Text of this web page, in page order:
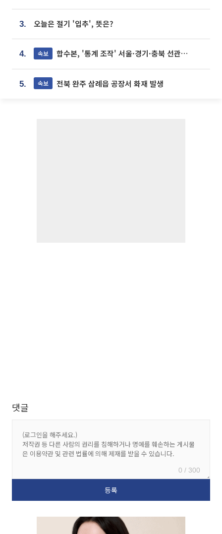
3. 오늘은 절기 '입추', 뜻은?
4. 속보 합수본, '통계 조작' 서울·경기·충북 선관위 등 추가 압수수색
5. 속보 전북 완주 삼례읍 공장서 화재 발생
댓글
0 / 300